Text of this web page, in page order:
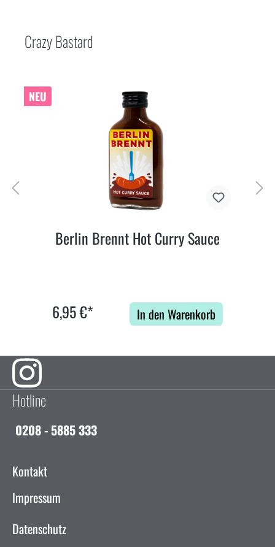
Crazy Bastard
NEU
Berlin Brennt Hot Curry Sauce
6,95 €* In den Warenkorb
Hotline
0208 - 5885 333
Kontakt
Impressum
Datenschutz